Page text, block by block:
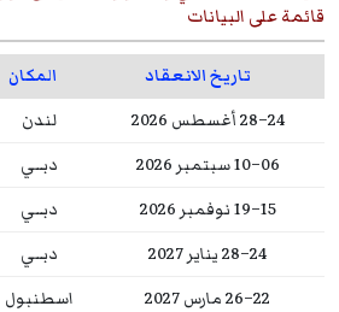
قائمة على البيانات
تاريخ الانعقاد المكان
24–28 أغسطس 2026
لندن
06–10 سبتمبر 2026
دبــي
15–19 نوفمبر 2026
دبــي
24–28 يناير 2027
دبــي
22–26 مارس 2027
اسطنبول